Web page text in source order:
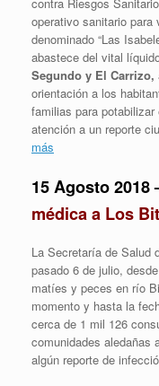
contra Riesgos
operativo sanitario
denominado “Las
abastece del vital
Segundo y El Carrizo,
orientación a los
familias para
atención a un reporte
más
15 Agosto 2018
médica a Los
La Secretaría de Salud
pasado 6 de julio,
matíes y peces en río
momento y hasta la
cerca de 1 mil 126
comunidades aledañas
algún reporte de